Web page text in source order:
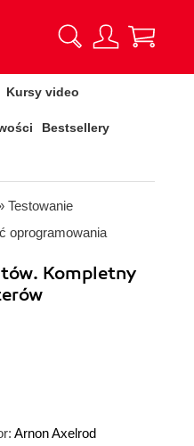
Kursy video
Bestsellery
Testowanie
oprogramowania
Kompletny
Arnon Axelrod